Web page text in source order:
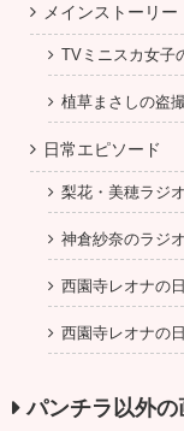
メインストーリー
TVミニスカ女子
植草まさしの盗
日常エピソード
梨花・美穂ラジオ
神倉紗奈のラジオ
西園寺レオナの
西園寺レオナの
パンチラ以外の